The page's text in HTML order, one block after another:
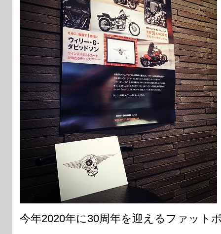
今年2020年に30周年を迎えるファット